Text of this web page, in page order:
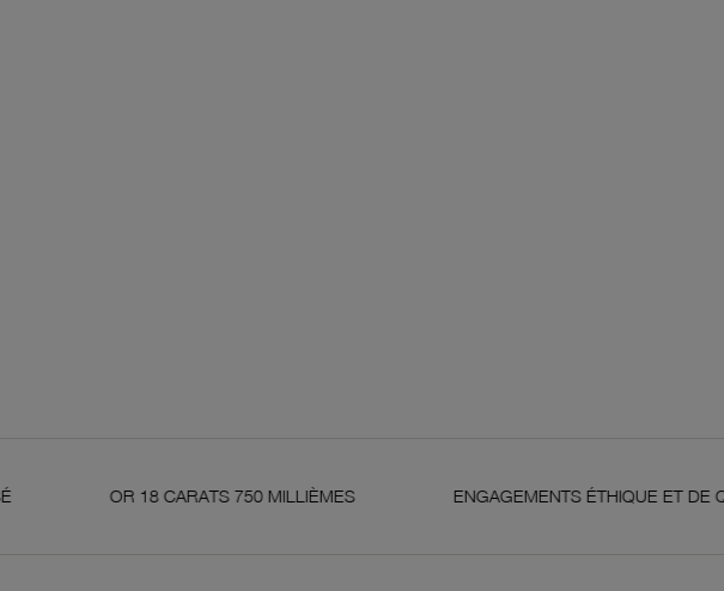
OR 18 CARATS 750 MILLIÈMES ENGAGEMENTS ÉTHIQUE ET DE QUALITÉ